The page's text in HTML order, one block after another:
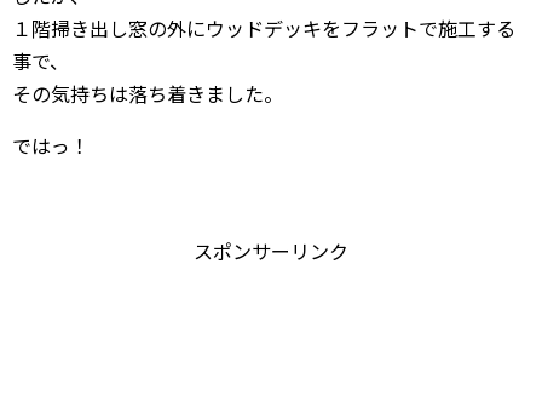
１階掃き出し窓の外にウッドデッキをフラットで施工する
事で、
その気持ちは落ち着きました。
ではっ！
スポンサーリンク